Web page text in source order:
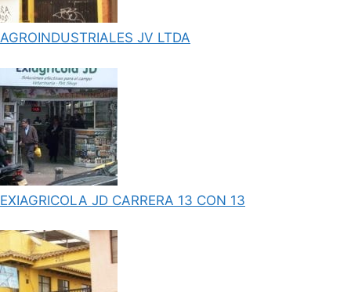
AGROINDUSTRIALES JV LTDA
EXIAGRICOLA JD CARRERA 13 CON 13